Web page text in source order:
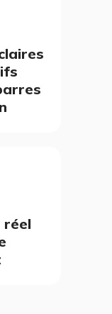
réel